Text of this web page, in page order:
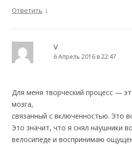
Ответить ↓
V
6 Апрель 2016 в 22:47
Для меня творческий процесс —
мозга,
связанный с включенностью. Это
Это значит, что я снял наушники
велосипеде и воспринимаю